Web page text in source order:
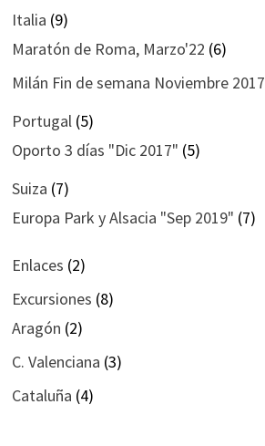
Italia (9)
Maratón de Roma, Marzo'22 (6)
Milán Fin de semana Noviembre 2017
Portugal(5)
Oporto 3 días "Dic 2017" (5)
Suiza (7)
Europa Park y Alsacia "Sep 2019" (7)
Enlaces (2)
Excursiones (8)
Aragón (2)
C. Valenciana (3)
Cataluña (4)